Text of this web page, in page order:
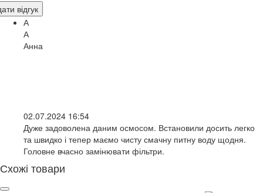
відгук
А
А
Анна
02.07.2024 16:54
Дуже задоволена даним осмосом. Встановили досить легко
та швидко і тепер маємо чисту смачну питну воду щодня.
Головне вчасно замінювати фільтри.
Схожі товари